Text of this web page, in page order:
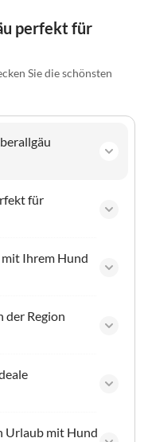
perfekt für
Sie die schönsten
für
mit Ihrem Hund
der Region
Urlaub mit Hund